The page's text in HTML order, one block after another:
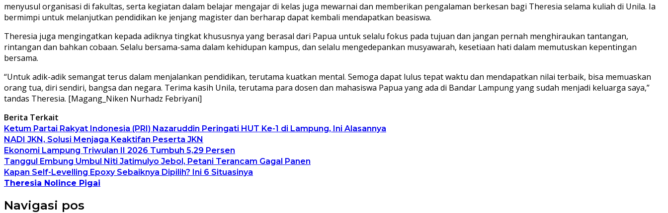
menyusul organisasi di fakultas, serta kegiatan dalam belajar mengajar di kelas juga mewarnai dan memberikan pengalaman berkesan bagi Theresia selama kuliah di Unila. Ia
bermimpi untuk melanjutkan pendidikan ke jenjang magister dan berharap dapat kembali mendapatkan beasiswa.
Theresia juga mengingatkan kepada adiknya tingkat khususnya yang berasal dari Papua untuk selalu fokus pada tujuan dan jangan pernah menghiraukan tantangan,
rintangan dan bahkan cobaan. Selalu bersama-sama dalam kehidupan kampus, dan selalu mengedepankan musyawarah, kesetiaan hati dalam memutuskan kepentingan
bersama.
“Untuk adik-adik semangat terus dalam menjalankan pendidikan, terutama kuatkan mental. Semoga dapat lulus tepat waktu dan mendapatkan nilai terbaik, bisa memuaskan
orang tua, diri sendiri, bangsa dan negara. Terima kasih Unila, terutama para dosen dan mahasiswa Papua yang ada di Bandar Lampung yang sudah menjadi keluarga saya,”
tandas Theresia. [Magang_Niken Nurhadz Febriyani]
Berita Terkait
Ketum Partai Rakyat Indonesia (PRI) Nazaruddin Peringati HUT Ke-1 di Lampung, Ini Alasannya
NADI JKN, Solusi Menjaga Keaktifan Peserta JKN
Ekonomi Lampung Triwulan II 2026 Tumbuh 5,29 Persen
Tanggul Embung Umbul Niti Jatimulyo Jebol, Petani Terancam Gagal Panen
Kapan Self-Levelling Epoxy Sebaiknya Dipilih? Ini 6 Situasinya
Theresia Nolince Pigai
Navigasi pos